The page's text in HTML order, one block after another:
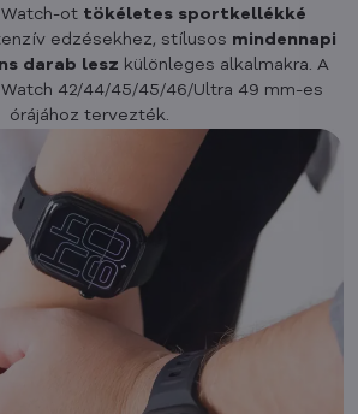
ot tökéletes sportkellékké
edzésekhez, stílusos mindennapi
darab lesz különleges alkalmakra. A
42/44/45/45/46/Ultra 49 mm-es
órájához tervezték.